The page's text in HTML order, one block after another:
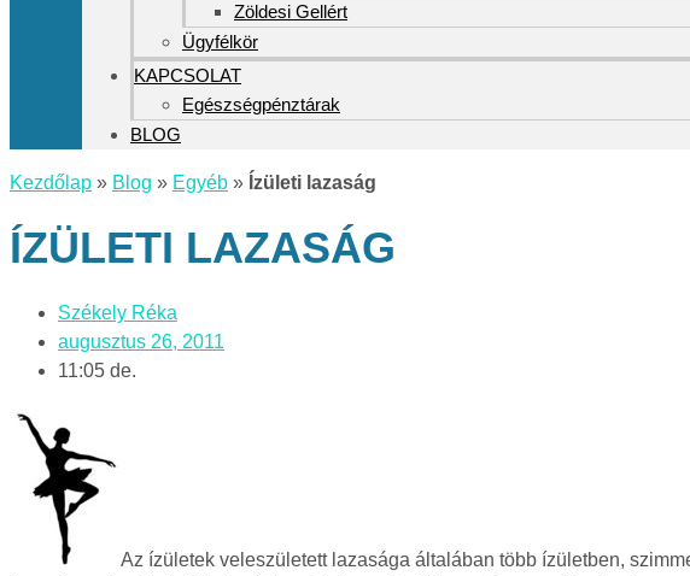
Zöldesi Gellért
Ügyfélkör
KAPCSOLAT
Egészségpénztárak
BLOG
Kezdőlap » Blog » Egyéb » Ízületi lazaság
ÍZÜLETI LAZASÁG
Székely Réka
augusztus 26, 2011
11:05 de.
Az ízületek veleszületett lazasága általában több ízületben,